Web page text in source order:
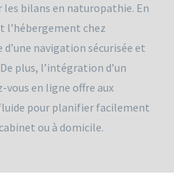
les bilans en naturopathie. En
chez
navigation sécurisée et
plus, l’intégration d’un
vous en ligne offre aux
pour planifier facilement
ou à domicile.